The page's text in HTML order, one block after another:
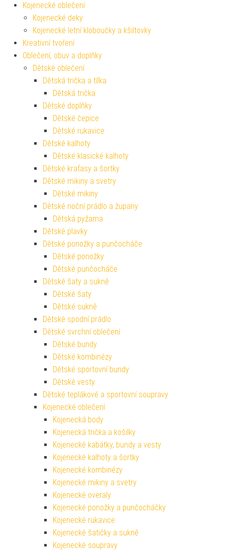
Kojenecké oblečení
Kojenecké deky
Kojenecké letní kloboučky a kšiltovky
Kreativní tvoření
Oblečení, obuv a doplňky
Dětské oblečení
Dětská trička a tílka
Dětská trička
Dětské doplňky
Dětské čepice
Dětské rukavice
Dětské kalhoty
Dětské klasické kalhoty
Dětské kraťasy a šortky
Dětské mikiny a svetry
Dětské mikiny
Dětské noční prádlo a župany
Dětská pyžama
Dětské plavky
Dětské ponožky a punčocháče
Dětské ponožky
Dětské punčocháče
Dětské šaty a sukně
Dětské šaty
Dětské sukně
Dětské spodní prádlo
Dětské svrchní oblečení
Dětské bundy
Dětské kombinézy
Dětské sportovní bundy
Dětské vesty
Dětské teplákové a sportovní soupravy
Kojenecké oblečení
Kojenecká body
Kojenecká trička a košilky
Kojenecké kabátky, bundy a vesty
Kojenecké kalhoty a šortky
Kojenecké kombinézy
Kojenecké mikiny a svetry
Kojenecké overaly
Kojenecké ponožky a punčocháčky
Kojenecké rukavice
Kojenecké šatičky a sukně
Kojenecké soupravy